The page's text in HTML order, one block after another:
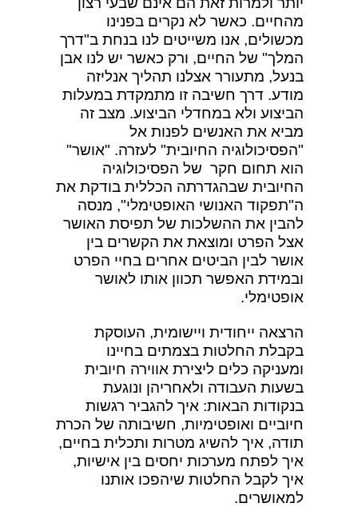
מהחיים. כאשר לא נקרים בפנינו
מכשולים, אנו משייטים לנו בנחת ב"דרך
המלך" של החיים, ורק כאשר יש לנו אבן
בנעל, מתעורר אצלנו תהליך אנליזה
מודע. דרך חשיבה זו מתמקדת במעלות
הביצוע ולא במחדלי הביצוע. מצב זה
מביא את האנשים לפנות אל
"הפסיכולוגיה החיובית" לעזרה. "אושר"
הוא תחום חקר של הפסיכולוגיה
החיובית שבהגדרתה הכללית בודקת את
ה"תפקוד האנושי האופטימלי", מנסה
להבין את ההשלכות של תפיסת האושר
אצל הפרט ומוצאת את הקשרים בין
אושר לבין הביטים אחרים בחיי הפרט
ובמידת האפשר תכוון אותו לאושר
אופטימלי.
הרצאה ייחודית ויישומית, העוסקת
בקבלת החלטות בצמתים בחיינו
ומעניקה כלים ליצירת אווירה חיובית
בשעות העבודה ולאחריהן ונוגעת
בנקודות הבאות: איך להגביר רגשות
חיוביים ואופטימיות, חשיבותה של הכרת
תודה, איך להשיג מטרות ותכלית בחיים,
איך לפתח מערכות יחסים בין אישיות,
איך לקבל החלטות שיהפכו אותנו
למאושרים.